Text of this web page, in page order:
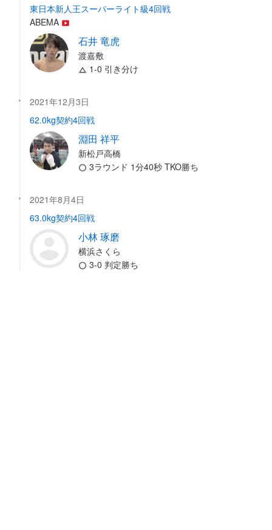
東日本新人王スーパーライト級4回戦
ABEMA
石井 竜虎
渡嘉敷
1-0 引き分け
2021年12月3日
62.0kg契約4回戦
淵田 祥平
新松戸高橋
3ラウンド 1分40秒 TKO勝ち
2021年8月4日
63.0kg契約4回戦
小林 琢磨
横浜さくら
3-0 判定勝ち